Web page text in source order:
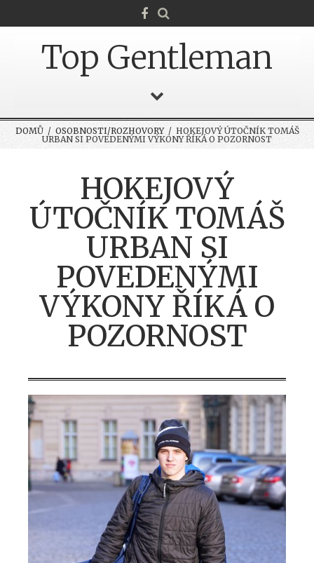
Top Gentleman
DOMŮ/ OSOBNOSTI/ROZHOVORY/ HOKEJOVÝ ÚTOČNÍK TOMÁŠ
URBAN SI POVEDENÝMI VÝKONY ŘÍKÁ O POZORNOST
HOKEJOVÝ
ÚTOČNÍK TOMÁŠ
URBAN SI
POVEDENÝMI
VÝKONY ŘÍKÁ O
POZORNOST